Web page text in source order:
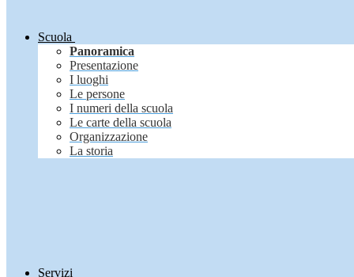
Scuola
Panoramica
Presentazione
I luoghi
Le persone
I numeri della scuola
Le carte della scuola
Organizzazione
La storia
Servizi